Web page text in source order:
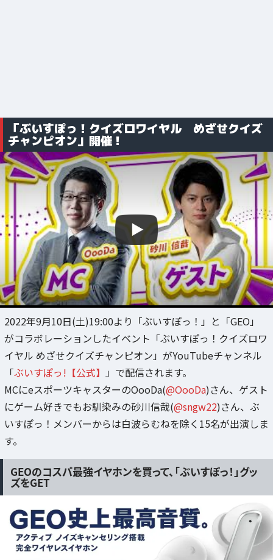
「ぶいすぽっ！クイズロワイヤル めざせクイズ
チャンピオン」開催！
2022年9月10日(土)19:00より「ぶいすぽっ！」と「GEO」
がコラボレーションしたイベント「ぶいすぽっ！クイズロワ
イヤル めざせクイズチャンピオン」がYouTubeチャンネル
「ぶいすぽっ!【公式】 」で配信されます。
MCにeスポーツキャスターのOooDa(@OooDa)さん、ゲスト
にゲーム好きでもお馴染みの砂川信哉(@sngw22)さん、ぶ
いすぽっ！メンバーからは白波らむねを除く15名が出演しま
す。
GEOのコスパ最強イヤホンを買って、「ぶいすぽっ！」グッ
ズをGET